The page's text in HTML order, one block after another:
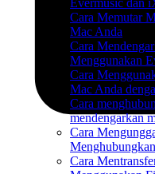
Evermusic dan
Cara Memutar
Mac Anda
Cara
Menggunakan
Cara
Mac Anda
Cara
mendengarkan
Cara
Cara